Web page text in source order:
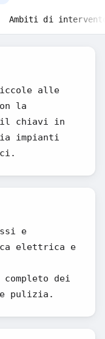
Ambiti di
alle
la
il chiavi in
impianti
e
elettrica e
dei
pulizia.